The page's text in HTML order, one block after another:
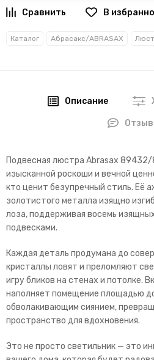
В
Каталог Абрасакс/ABRASAX
Описание
Подвесная люстра Abrasax
изысканной роскоши и вечной
кто ценит безупречный стиль. Её
золотистого металла изящно
лоза, поддерживая восемь
подвесками.
Каждая деталь продумана до
кристаллы ловят и преломляют
игру бликов на стенах и потолке.
наполняет помещение площадью
обволакивающим сиянием,
пространство для вдохновения.
Это не просто светильник — это